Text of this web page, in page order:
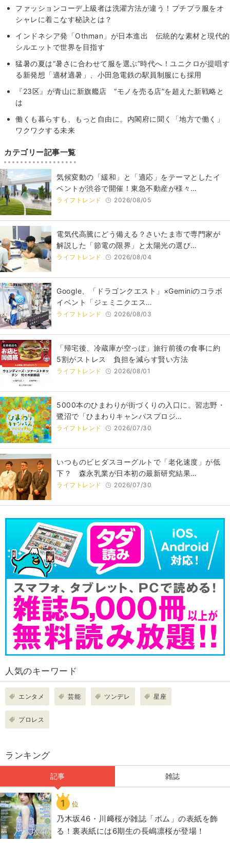
ファッションコーデ上級者は洗濯方法が違う！プチプラ服をオ
シャレに着こなす秘訣とは？
インドネシア発「Othman」が日本進出 伝統的な素材と現代的
シルエットで世界を目指す
猛暑の夏は“暑さに合わせて服を選ぶ”時代へ！ユニクロが提唱す
る新発想「適材適暑」、小田急電鉄の駅員制服にも採用
『23区』が青山に新旗艦店 “モノを売る店”を超えた新戦略と
は
働くも暮らすも、もっと自由に。内閣府に聞く「地方で働く」
ワクワクする未来
カテゴリー記事一覧
気候変動の「緩和」と「適応」をテーマとしたイ
ベントが渋谷で開催！東急不動産が様々…
ライフトレンド 2026/08/05
電気代高騰にどう備える？さいたま市で専門家が
解説した「節電の限界」と太陽光の選び…
ライフトレンド 2026/08/04
Google、「ドラゴンクエスト」×Geminiのコラボ
イベント「ジェミニクエス…
ライフトレンド 2026/08/03
「帰宅後、冷蔵庫が空っぽ」旅行前後の食事に約
5割がストレス 負担を減らす賢い方法
ライフトレンド 2026/08/01
5000本のひまわりが街づくりの入口に。習志野・
鷺沼で「ひまわりキャンパスプロジ…
ライフトレンド 2026/07/30
いつものビヒダスヨーグルトで「老化速度」が低
下？ 森永乳業が日本初の最新研究結果…
ライフトレンド 2026/07/30
人気のキーワード
エンタメ 芸能 ツンデレ 星座
プロレス
ランキング
記事 雑誌
1 位
乃木坂46・川﨑桜が雑誌「ボム」の表紙を飾
る！裏表紙には6期生の長嶋凛桜が登場！